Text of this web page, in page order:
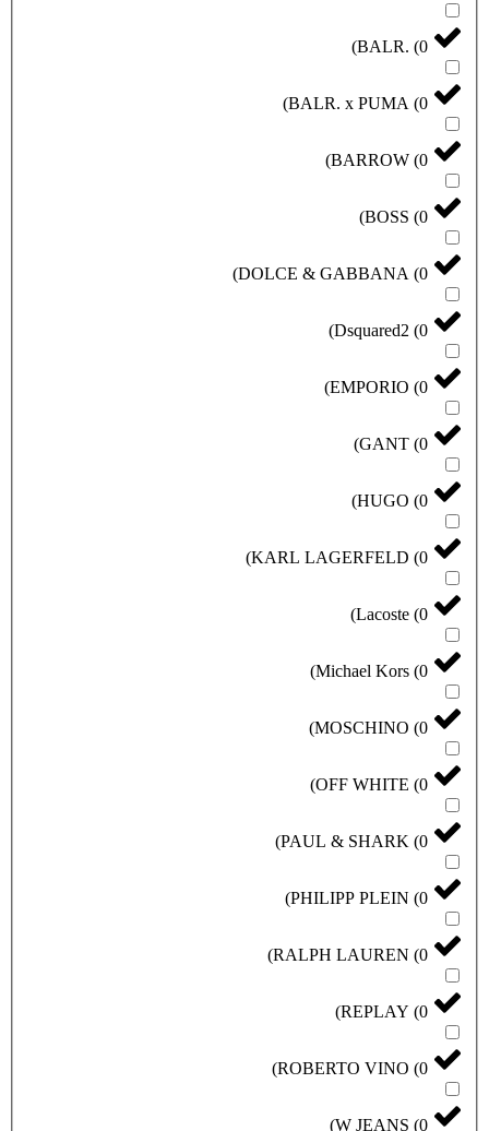
BALR. (0
)
BALR. x PUMA (0
)
BARROW (0
)
BOSS (0
)
DOLCE & GABBANA (0
)
Dsquared2 (0
)
EMPORIO (0
)
GANT (0
)
HUGO (0
)
KARL LAGERFELD (0
)
Lacoste (0
)
Michael Kors (0
)
MOSCHINO (0
)
OFF WHITE (0
)
PAUL & SHARK (0
)
PHILIPP PLEIN (0
)
RALPH LAUREN (0
)
REPLAY (0
)
ROBERTO VINO (0
)
W JEANS (0
)